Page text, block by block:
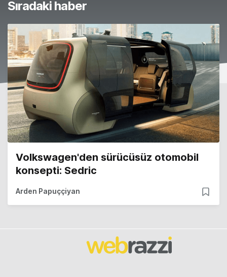
Sıradaki haber
Volkswagen'den sürücüsüz otomobil
konsepti: Sedric
Arden Papuççiyan